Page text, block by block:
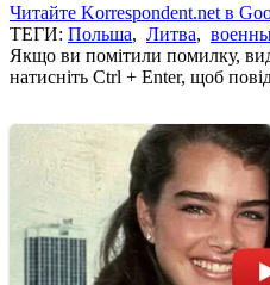
Читайте Korrespondent.net в
ТЕГИ: Польша, Литва,
Якщо ви помітили помилку,
натисніть Ctrl + Enter, щоб